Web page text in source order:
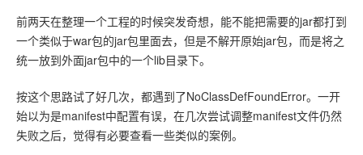
GoLang
工程
Tricks
想法
前两天在整理一个工程的时候突发奇想，能不能把需要的jar都打到
一个类似于war包的jar包里面去，但是不解开原始jar包，而是将之
统一放到外面jar包中的一个lib目录下。
按这个思路试了好几次，都遇到了NoClassDefFoundError。一开
始以为是manifest中配置有误，在几次尝试调整manifest文件仍然
失败之后，觉得有必要查看一些类似的案例。